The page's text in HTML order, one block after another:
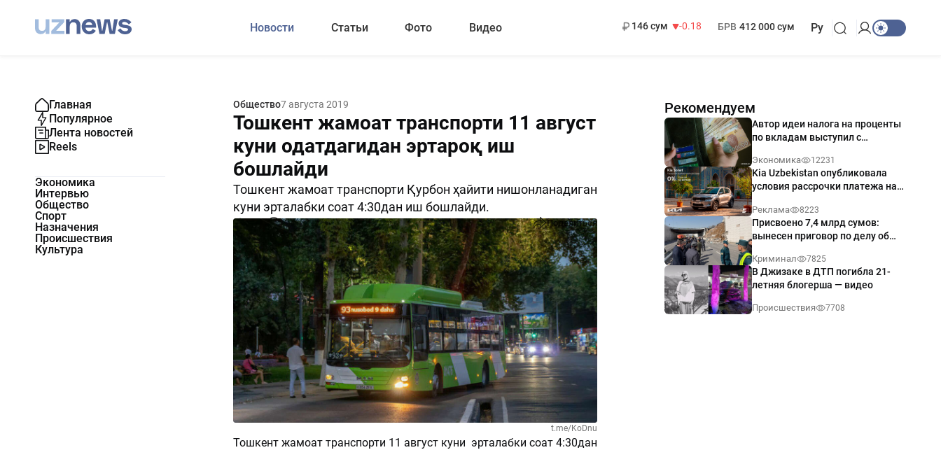
Новости Статьи Фото Видео
146 сум
-0.18
БРВ 412 000 сум Ру
Главная
Популярное
Лента новостей
Reels
Экономика
Интервью
Общество
Спорт
Назначения
Происшествия
Культура
Общество7 августа 2019
Тошкент жамоат транспорти 11 август
куни одатдагидан эртароқ иш
бошлайди
Тошкент жамоат транспорти Қурбон ҳайити нишонланадиган
куни эрталабки соат 4:30дан иш бошлайди.
0 Поделиться
t.me/KoDnu
Тошкент жамоат транспорти 11 август куни эрталабки соат 4:30дан
Рекомендуем
Автор идеи налога на проценты
по вкладам выступил с
Экономика 12231
Kia Uzbekistan опубликовала
условия рассрочки платежа на
годовых
Реклама 8223
Присвоено 7,4 млрд сумов:
вынесен приговор по делу об
Ташкенте
Криминал 7825
В Джизаке в ДТП погибла 21-
летняя блогерша — видео
Происшествия 7708